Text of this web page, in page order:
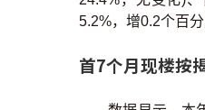
5.2%，增0.2个百分
首7个月现楼按